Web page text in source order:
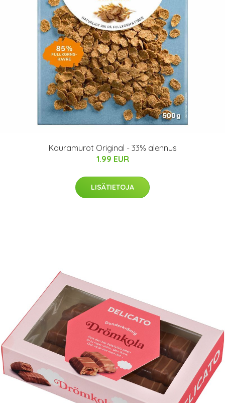
Kauramurot Original - 33% alennus
1.99 EUR
LISÄTIETOJA